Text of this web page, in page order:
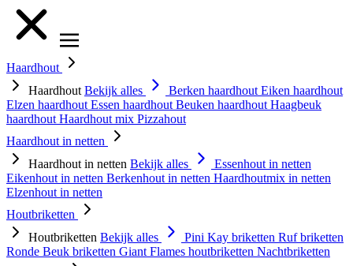
Haardhout
Haardhout Bekijk alles Berken haardhout Eiken haardhout
Elzen haardhout Essen haardhout Beuken haardhout Haagbeuk
haardhout Haardhout mix Pizzahout
Haardhout in netten
Haardhout in netten Bekijk alles
Essenhout in netten
Eikenhout in netten Berkenhout in netten Haardhoutmix in netten
Elzenhout in netten
Houtbriketten
Houtbriketten Bekijk alles Pini Kay briketten Ruf briketten
Ronde Beuk briketten Giant Flames houtbriketten Nachtbriketten